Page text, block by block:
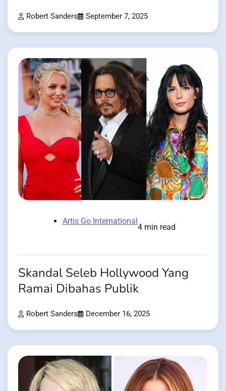
Robert Sanders September 7, 2025
Artis Go International
4 min read
Skandal Seleb Hollywood Yang
Ramai Dibahas Publik
Robert Sanders December 16, 2025